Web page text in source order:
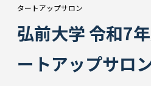
タートアップサロン
弘前大学 令和7
ートアップサロ